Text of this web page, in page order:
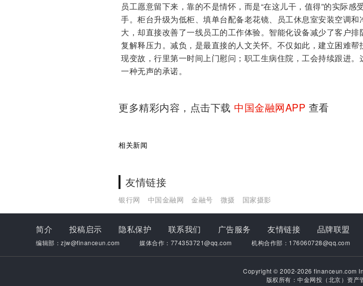
员工愿意留下来，靠的不是情怀，而是“在这儿干，值得”的实际感
手。柜台升级为低柜、填单台配备老花镜、员工休息室安装空调
大，却直接改善了一线员工的工作体验。智能化设备减少了客户
复解释压力。减负，是最直接的人文关怀。不仅如此，建立困难帮
现变故，行里第一时间上门慰问；职工生病住院，工会持续跟进。
一种无声的承诺。
更多精彩内容，点击下载 中国金融网APP 查看
相关新闻
友情链接
银行网 中国金融网 金融号 微摄 国家摄影
简介 投稿启示 隐私保护 联系我们 广告服务 友情链接 品牌联盟
编辑部：zjw@financeun.com 媒体合作：774353721@qq.com 机构合作部：176060728@qq.com
Copyright © 2002-2026 financeun.com
版权所有：中金网投（北京）资